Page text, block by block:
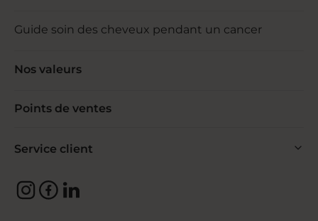
Guide soin des cheveux pendant un cancer
Nos valeurs
Points de ventes
Service client